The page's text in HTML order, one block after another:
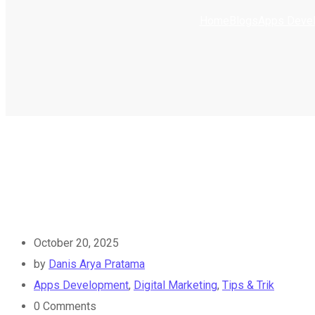
October 20, 2025
by Danis Arya Pratama
Apps Development, Digital Marketing, Tips & Trik
0 Comments